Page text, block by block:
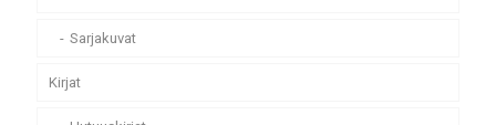
Sarjakuvat
Kirjat